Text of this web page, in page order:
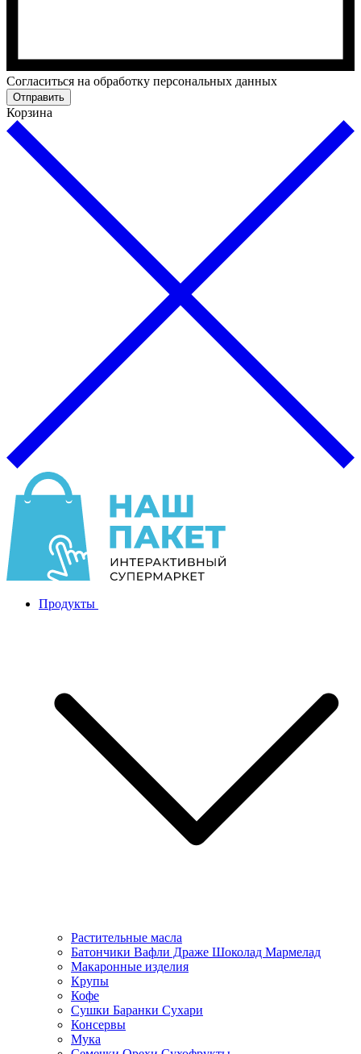
Cогласиться на обработку персональных данных
Отправить
Корзина
Продукты
Растительные масла
Батончики Вафли Драже Шоколад Мармелад
Макаронные изделия
Крупы
Кофе
Сушки Баранки Сухари
Консервы
Мука